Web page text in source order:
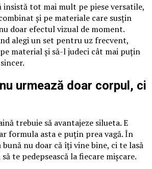
insistă tot mai mult pe piese versatile,
și pe materiale care susțin
doar efectul vizual de moment.
alegi un set pentru uz frecvent,
material și să-l judeci cât mai puțin
urmează doar corpul, ci
trebuie să avantajeze silueta. E
formula asta e puțin prea vagă. În
nu doar că îți vine bine, ci te lasă
te pedepsească la fiecare mișcare.